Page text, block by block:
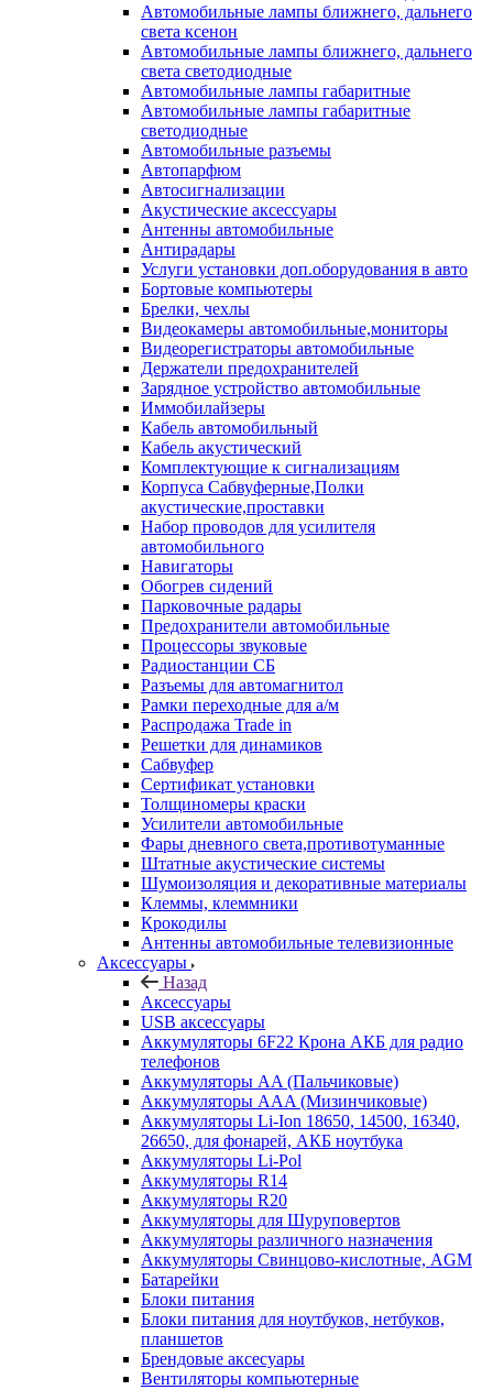
Автомобильные лампы ближнего, дальнего
света ксенон
Автомобильные лампы ближнего, дальнего
света светодиодные
Автомобильные лампы габаритные
Автомобильные лампы габаритные
светодиодные
Автомобильные разъемы
Автопарфюм
Автосигнализации
Акустические аксессуары
Антенны автомобильные
Антирадары
Услуги установки доп.оборудования в авто
Бортовые компьютеры
Брелки, чехлы
Видеокамеры автомобильные,мониторы
Видеорегистраторы автомобильные
Держатели предохранителей
Зарядное устройство автомобильные
Иммобилайзеры
Кабель автомобильный
Кабель акустический
Комплектующие к сигнализациям
Корпуса Сабвуферные,Полки
акустические,проставки
Набор проводов для усилителя
автомобильного
Навигаторы
Обогрев сидений
Парковочные радары
Предохранители автомобильные
Процессоры звуковые
Радиостанции СБ
Разъемы для автомагнитол
Рамки переходные для а/м
Распродажа Trade in
Решетки для динамиков
Сабвуфер
Сертификат установки
Толщиномеры краски
Усилители автомобильные
Фары дневного света,противотуманные
Штатные акустические системы
Шумоизоляция и декоративные материалы
Клеммы, клеммники
Крокодилы
Антенны автомобильные телевизионные
Аксессуары
Назад
Аксессуары
USB аксессуары
Аккумуляторы 6F22 Крона АКБ для радио
телефонов
Аккумуляторы AA (Пальчиковые)
Аккумуляторы AAA (Мизинчиковые)
Аккумуляторы Li-Ion 18650, 14500, 16340,
26650, для фонарей, АКБ ноутбука
Аккумуляторы Li-Pol
Аккумуляторы R14
Аккумуляторы R20
Аккумуляторы для Шуруповертов
Аккумуляторы различного назначения
Аккумуляторы Свинцово-кислотные, AGM
Батарейки
Блоки питания
Блоки питания для ноутбуков, нетбуков,
планшетов
Брендовые аксесуары
Вентиляторы компьютерные